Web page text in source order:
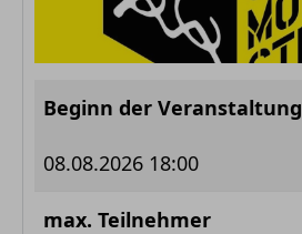
Beginn der Veranstaltung
08.08.2026 18:00
max. Teilnehmer